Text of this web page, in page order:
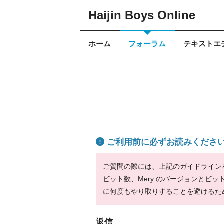
Haijin Boys Online
ホーム フォーラム テキストエ
ご利用前に必ずお読みくださ
ご質問の際には、上記のガイドライ
ビット数、Mery のバージョンとビッ
に何度もやり取りすることを避ける